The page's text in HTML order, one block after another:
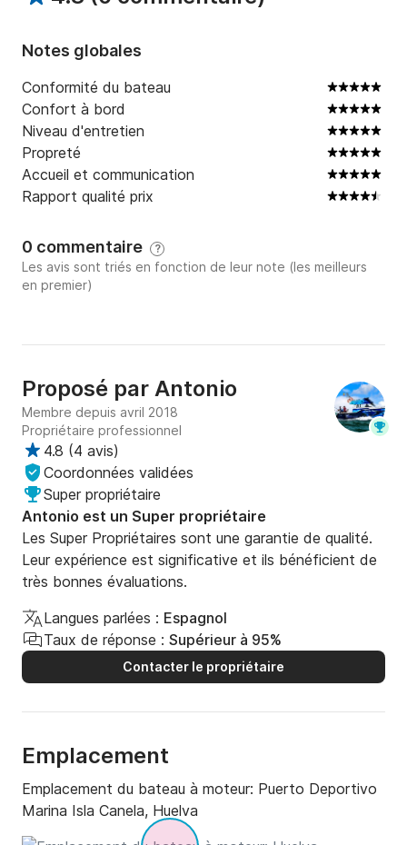
Notes globales
Conformité du bateau
Confort à bord
Niveau d'entretien
Propreté
Accueil et communication
Rapport qualité prix
0 commentaire ?
Les avis sont triés en fonction de leur note (les meilleurs
en premier)
Proposé par Antonio
Membre depuis avril 2018
Propriétaire professionnel
4.8 (4 avis)
Coordonnées validées
Super propriétaire
Antonio est un Super propriétaire
Les Super Propriétaires sont une garantie de qualité.
Leur expérience est significative et ils bénéficient de
très bonnes évaluations.
Langues parlées : Espagnol
Taux de réponse : Supérieur à 95%
Contacter le propriétaire
Emplacement
Emplacement du bateau à moteur: Puerto Deportivo
Marina Isla Canela, Huelva